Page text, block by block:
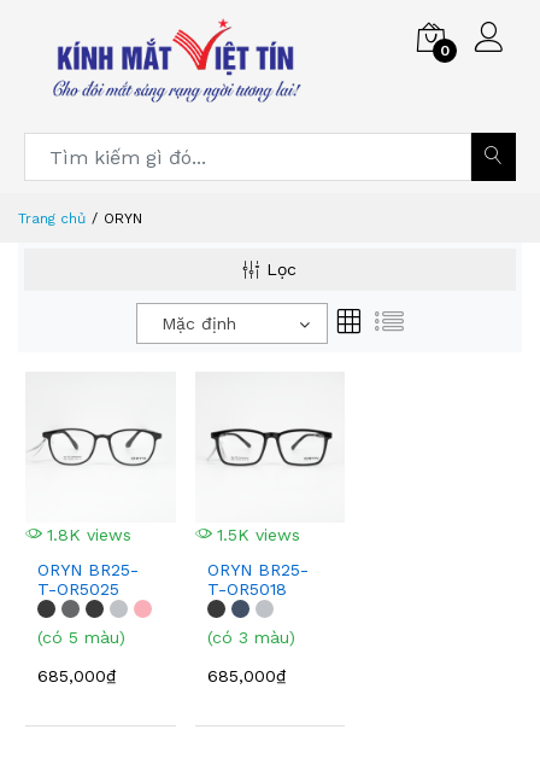
0
Trang chủ ORYN
Lọc
Mặc định
1.8K views
ORYN BR25-
T-OR5025
(có 5 màu)
685,000₫
1.5K views
ORYN BR25-
T-OR5018
(có 3 màu)
685,000₫